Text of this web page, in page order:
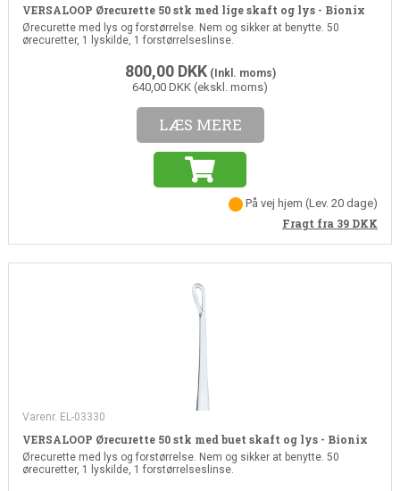
VERSALOOP Ørecurette 50 stk med lige skaft og lys - Bionix
Ørecurette med lys og forstørrelse. Nem og sikker at benytte. 50
ørecuretter, 1 lyskilde, 1 forstørrelseslinse.
800,00 DKK(Inkl. moms)
640,00 DKK (ekskl. moms)
LÆS MERE
På vej hjem(Lev. 20 dage)
Fragt fra 39 DKK
Varenr. EL-03330
VERSALOOP Ørecurette 50 stk med buet skaft og lys - Bionix
Ørecurette med lys og forstørrelse. Nem og sikker at benytte. 50
ørecuretter, 1 lyskilde, 1 forstørrelseslinse.